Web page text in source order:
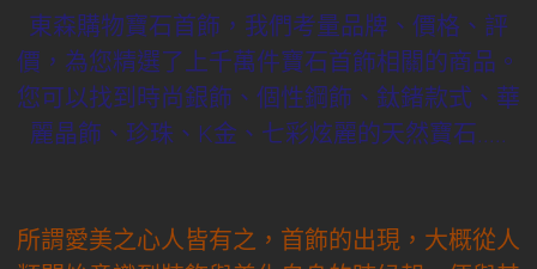
東森購物寶石首飾，我們考量品牌、價格、評
價，為您精選了上千萬件寶石首飾相關的商品。
您可以找到時尚銀飾、個性鋼飾、鈦鍺款式、華
麗晶飾、珍珠、K金、七彩炫麗的天然寶石.....
所謂愛美之心人皆有之，首飾的出現，大概從人